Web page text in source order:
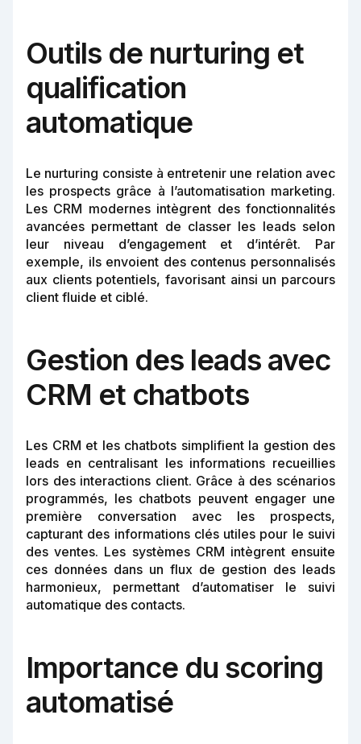
Outils de nurturing et
qualification
automatique
Le nurturing consiste à entretenir une relation avec
les prospects grâce à l’automatisation marketing.
Les CRM modernes intègrent des fonctionnalités
avancées permettant de classer les leads selon
leur niveau d’engagement et d’intérêt. Par
exemple, ils envoient des contenus personnalisés
aux clients potentiels, favorisant ainsi un parcours
client fluide et ciblé.
Gestion des leads avec
CRM et chatbots
Les CRM et les chatbots simplifient la gestion des
leads en centralisant les informations recueillies
lors des interactions client. Grâce à des scénarios
programmés, les chatbots peuvent engager une
première conversation avec les prospects,
capturant des informations clés utiles pour le suivi
des ventes. Les systèmes CRM intègrent ensuite
ces données dans un flux de gestion des leads
harmonieux, permettant d’automatiser le suivi
automatique des contacts.
Importance du scoring
automatisé